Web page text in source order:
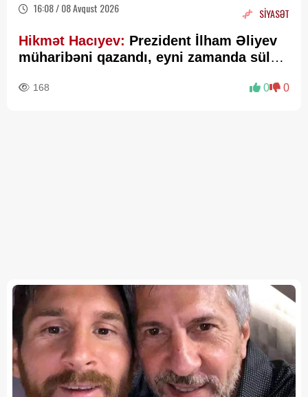
16:08 / 08 Avqust 2026 SİYASƏT
Hikmət Hacıyev: Prezident İlham Əliyev
müharibəni qazandı, eyni zamanda sülhü
168 0 0